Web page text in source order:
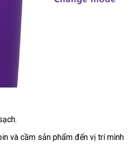
amazon
và cầm sản phẩm đến vị trí mình